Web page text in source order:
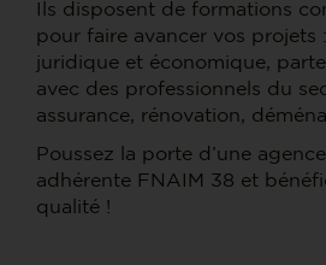
Ils disposent de formations
pour faire avancer vos projets
juridique et économique,
avec des professionnels du
assurance, rénovation,
Poussez la porte d’une
adhérente FNAIM 38 et
qualité !